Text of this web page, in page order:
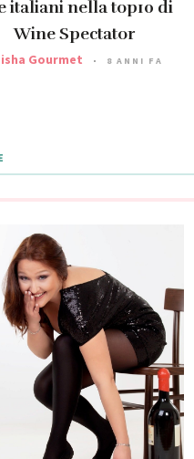
italiani nella top10 di
Wine Spectator
Gourmet 8 ANNI FA